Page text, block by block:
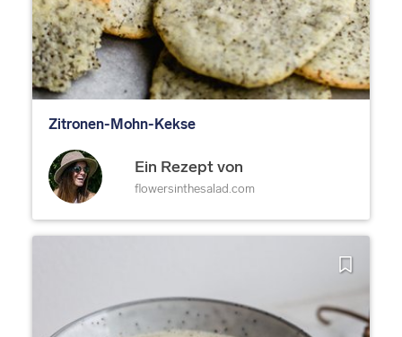
Zitronen-Mohn-Kekse
Ein Rezept von
flowersinthesalad.com